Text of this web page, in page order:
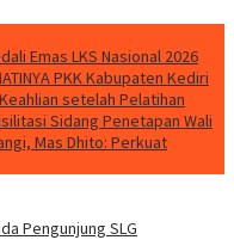
Emas LKS Nasional 2026
PKK Kabupaten Kediri
setelah Pelatihan
Sidang Penetapan Wali
Mas Dhito: Perkuat
Pengunjung SLG